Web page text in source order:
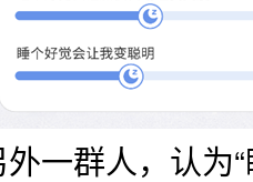
一群人，认为